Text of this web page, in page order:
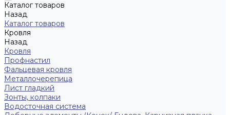
Каталог товаров
Назад
Каталог товаров
Кровля
Назад
Кровля
Профнастил
Фальцевая кровля
Металлочерепица
Лист гладкий
Зонты, колпаки
Водосточная система